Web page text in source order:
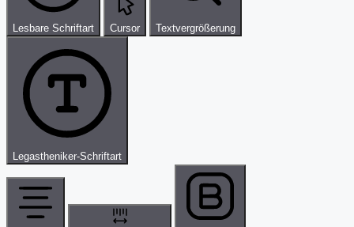
Lesbare Schriftart Cursor Textvergrößerung
Legastheniker-Schriftart